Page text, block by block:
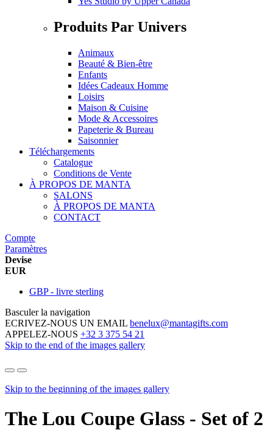
Produits Par Univers
Animaux
Beauté & Bien-être
Enfants
Idées Cadeaux Homme
Loisirs
Maison & Cuisine
Mode & Accessoires
Papeterie & Bureau
Saisonnier
Téléchargements
Catalogue
Conditions de Vente
À PROPOS DE MANTA
SALONS
À PROPOS DE MANTA
CONTACT
Compte
Paramètres
Devise
EUR
GBP - livre sterling
Basculer la navigation
ECRIVEZ-NOUS UN EMAIL benelux@mantagifts.com
APPELEZ-NOUS +32 3 375 54 21
Skip to the end of the images gallery
Skip to the beginning of the images gallery
The Lou Coupe Glass - Set of 2